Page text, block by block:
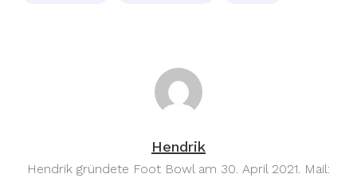
Hendrik
Hendrik gründete Foot Bowl am 30. April 2021. Mail: